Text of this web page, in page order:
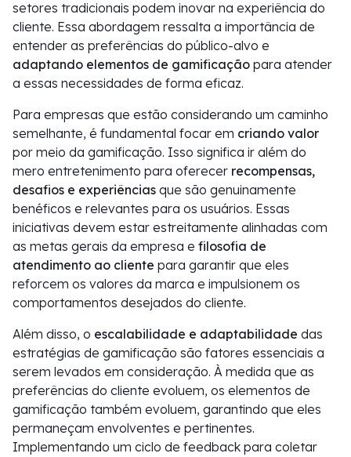
setores tradicionais podem inovar na experiência do
cliente. Essa abordagem ressalta a importância de
entender as preferências do público-alvo e
adaptando elementos de gamificação para atender
a essas necessidades de forma eficaz.
Para empresas que estão considerando um caminho
semelhante, é fundamental focar em criando valor
por meio da gamificação. Isso significa ir além do
mero entretenimento para oferecer recompensas,
desafios e experiências que são genuinamente
benéficos e relevantes para os usuários. Essas
iniciativas devem estar estreitamente alinhadas com
as metas gerais da empresa e filosofia de
atendimento ao cliente para garantir que eles
reforcem os valores da marca e impulsionem os
comportamentos desejados do cliente.
Além disso, o escalabilidade e adaptabilidade das
estratégias de gamificação são fatores essenciais a
serem levados em consideração. À medida que as
preferências do cliente evoluem, os elementos de
gamificação também evoluem, garantindo que eles
permaneçam envolventes e pertinentes.
Implementando um ciclo de feedback para coletar